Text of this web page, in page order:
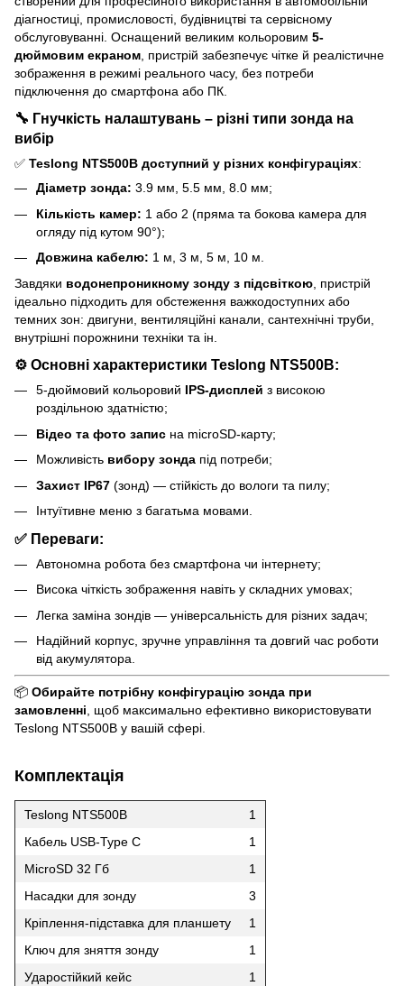
діагностиці, промисловості, будівництві та сервісному
обслуговуванні. Оснащений великим кольоровим 5-
дюймовим екраном , пристрій забезпечує чітке й реалістичне
зображення в режимі реального часу, без потреби
підключення до смартфона або ПК.
🔧 Гнучкість налаштувань – різні типи зонда на
вибір
✅ Teslong NTS500B доступний у різних конфігураціях:
Діаметр зонда: 3.9 мм, 5.5 мм, 8.0 мм;
Кількість камер: 1 або 2 (пряма та бокова камера для
огляду під кутом 90°);
Довжина кабелю: 1 м, 3 м, 5 м, 10 м.
Завдяки водонепроникному зонду з підсвіткою , пристрій
ідеально підходить для обстеження важкодоступних або
темних зон: двигуни, вентиляційні канали, сантехнічні труби,
внутрішні порожнини техніки та ін.
⚙️ Основні характеристики Teslong NTS500B:
5-дюймовий кольоровий IPS-дисплей з високою
роздільною здатністю;
Відео та фото запис на microSD-карту;
Можливість вибору зонда під потреби;
Захист IP67 (зонд) — стійкість до вологи та пилу;
Інтуїтивне меню з багатьма мовами.
✅ Переваги:
Автономна робота без смартфона чи інтернету;
Висока чіткість зображення навіть у складних умовах;
Легка заміна зондів — універсальність для різних задач;
Надійний корпус, зручне управління та довгий час роботи
від акумулятора.
📦 Обирайте потрібну конфігурацію зонда при
замовленні, щоб максимально ефективно використовувати
Teslong NTS500B у вашій сфері.
Комплектація
Teslong NTS500B
1
Кабель USB-Type C
1
MicroSD 32 Гб
1
Насадки для зонду
3
Кріплення-підставка для планшету
1
Ключ для зняття зонду
1
Ударостійкий кейс
1